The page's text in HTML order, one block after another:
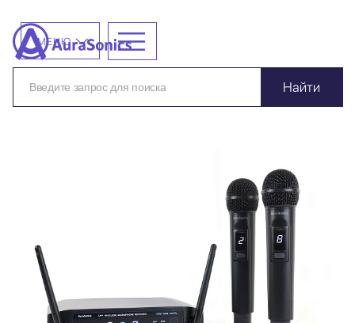
Найти
МЕНЮ